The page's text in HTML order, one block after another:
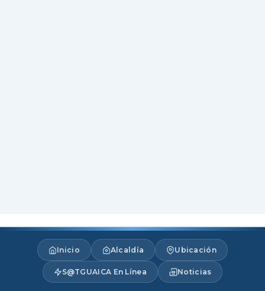
Inicio Alcaldía Ubicación
S@TGUAICA En Línea Noticias